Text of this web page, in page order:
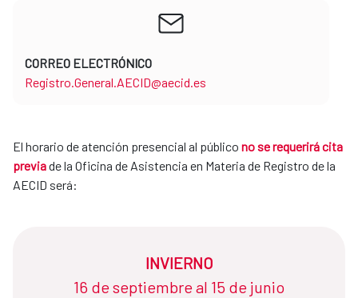
CORREO ELECTRÓNICO
Registro.General.AECID@aecid.es
El horario de atención presencial al público no se requerirá cita
previade la Oficina de Asistencia en Materia de Registro de la
AECID será:
INVIERNO
16 de septiembre al 15 de junio​​​​​​​